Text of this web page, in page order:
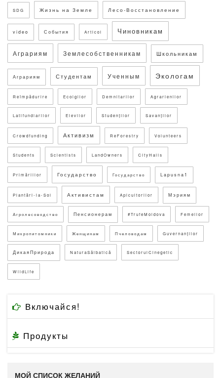
SDG Жизнь на Земле Лесо-Восстановление
video События Articol Чиновникам
Аграриям Землесобственникам Школьникам
Аграриям Студентам Ученным Экологам
Reîmpădurire Ecolgilor Demnitarilor Agrarienilor
Latifundiarilor Elevilor Studenților Savanților
Crowdfunding Активизм ReForestry Volunteers
Students Scientists LandOwners CityHalls
Primăriilor Государство Государство Lapusna1
Plantări-la-Sol Активистам Apicultorilor Мэриям
Агролесоводство Пенсионерам #TrufeMoldova Femeilor
Микропитомники Женщинам Пчеловодам Guvernanților
ДикаяПрирода NaturaSălbatică SectorulCinegetic
WildLife
Включайся!
Продукты
МОЙ СПИСОК ЖЕЛАНИЙ